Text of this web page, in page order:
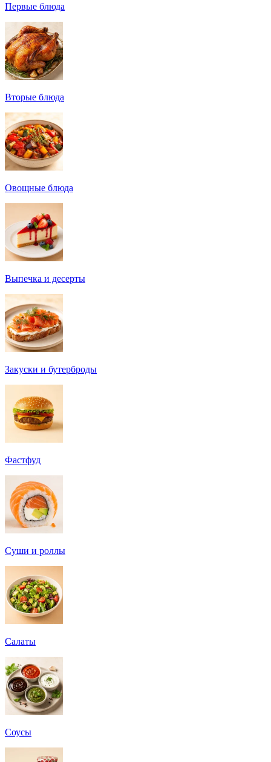
Первые блюда
Вторые блюда
Овощные блюда
Выпечка и десерты
Закуски и бутерброды
Фастфуд
Суши и роллы
Салаты
Соусы